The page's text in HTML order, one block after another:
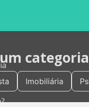
Imobiliária